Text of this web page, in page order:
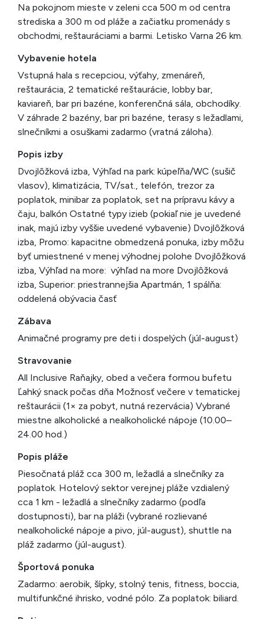
Na pokojnom mieste v zeleni cca 500 m od centra
strediska a 300 m od pláže a začiatku promenády s
obchodmi, reštauráciami a barmi. Letisko Varna 26 km.
Vybavenie hotela
Vstupná hala s recepciou, výťahy, zmenáreň,
reštaurácia, 2 tematické reštaurácie, lobby bar,
kaviareň, bar pri bazéne, konferenčná sála, obchodíky.
V záhrade 2 bazény, bar pri bazéne, terasy s ležadlami,
slnečníkmi a osuškami zadarmo (vratná záloha).
Popis izby
Dvojlôžková izba, Výhľad na park: kúpeľňa/WC (sušič
vlasov), klimatizácia, TV/sat., telefón, trezor za
poplatok, minibar za poplatok, set na prípravu kávy a
čaju, balkón Ostatné typy izieb (pokiaľ nie je uvedené
inak, majú izby vyššie uvedené vybavenie) Dvojlôžková
izba, Promo: kapacitne obmedzená ponuka, izby môžu
byť umiestnené v menej výhodnej polohe Dvojlôžková
izba, Výhľad na more: výhľad na more Dvojlôžková
izba, Superior: priestrannejšia Apartmán, 1 spálňa:
oddelená obývacia časť
Zábava
Animačné programy pre deti i dospelých (júl-august)
Stravovanie
All Inclusive Raňajky, obed a večera formou bufetu
Ľahký snack počas dňa Možnosť večere v tematickej
reštaurácii (1× za pobyt, nutná rezervácia) Vybrané
miestne alkoholické a nealkoholické nápoje (10.00–
24.00 hod.)
Popis pláže
Piesočnatá pláž cca 300 m, ležadlá a slnečníky za
poplatok. Hotelový sektor verejnej pláže vzdialený
cca 1 km - ležadlá a slnečníky zadarmo (podľa
dostupnosti), bar na pláži (vybrané rozlievané
nealkoholické nápoje a pivo, júl-august), shuttle na
pláž zadarmo (júl-august).
Športová ponuka
Zadarmo: aerobik, šípky, stolný tenis, fitness, boccia,
multifunkčné ihrisko, vodné pólo. Za poplatok: biliard.